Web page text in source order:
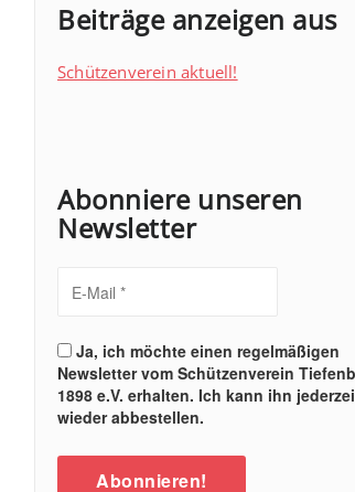
Beiträge anzeigen aus
Schützenverein aktuell!
Abonniere unseren
Newsletter
Ja, ich möchte einen regelmäßigen
Newsletter vom Schützenverein
1898 e.V. erhalten. Ich kann ihn
wieder abbestellen.